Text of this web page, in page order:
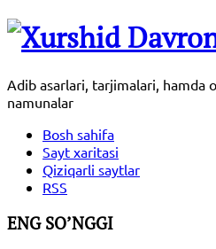
Adib asarlari, tarjimalari, hamda
namunalar
Bosh sahifa
Sayt xaritasi
Qiziqarli saytlar
RSS
ENG SO’NGGI